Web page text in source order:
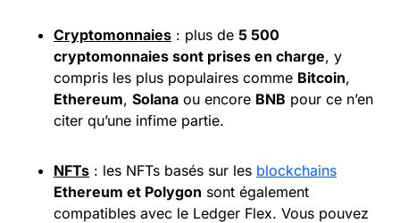
Cryptomonnaies : plus de 5 500
cryptomonnaies sont prises en charge, y
compris les plus populaires comme Bitcoin,
Ethereum, Solana ou encore BNB pour ce n’en
citer qu’une infime partie.
NFTs : les NFTs basés sur les blockchains
Ethereum et Polygon sont également
compatibles avec le Ledger Flex. Vous pouvez